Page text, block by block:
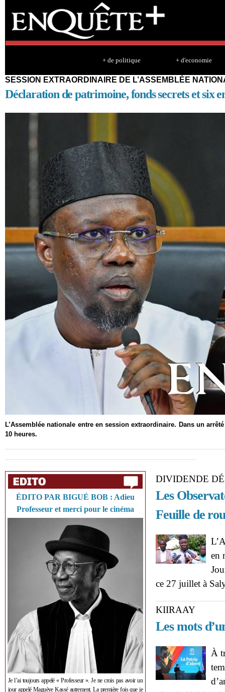
+ de politique + d'economie
SESSION EXTRAORDINAIRE DE L’ASSEMBLÉE
Déclaration de patrimoine, fonds secrets et six
L’Assemblée nationale entre en session extraordinaire. Dans un
10 heures.
ÉDITO PAR BIGUÉ BOB : Adieu
Professeur et merci pour le cinéma
Je l’ai toujours appelé « Professeur ». Je ne crois pas avoir un
jour appelé Maguèye Kassé autrement. La première fois que je
DIVIDENDE
Les
Feuille de
en
ce 27 juillet à
KIIRAAY
Les mots
À